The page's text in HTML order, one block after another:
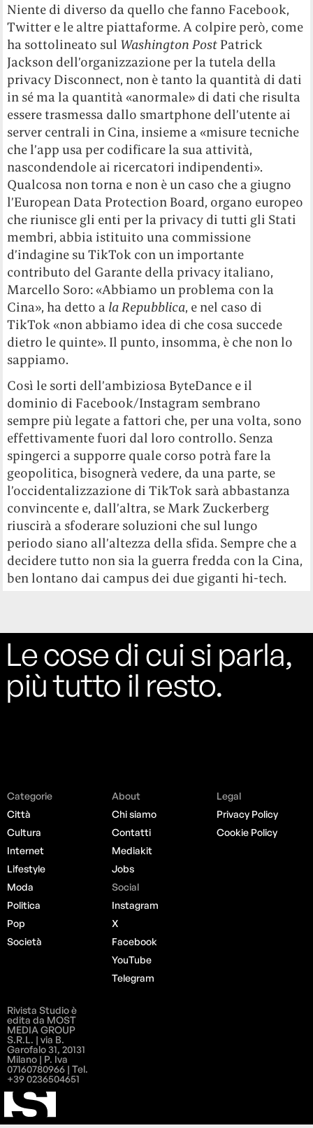
Niente di diverso da quello che fanno Facebook,
Twitter e le altre piattaforme. A colpire però, come
ha sottolineato sul Washington Post Patrick
Jackson dell’organizzazione per la tutela della
privacy Disconnect, non è tanto la quantità di dati
in sé ma la quantità «anormale» di dati che risulta
essere trasmessa dallo smartphone dell’utente ai
server centrali in Cina, insieme a «misure tecniche
che l’app usa per codificare la sua attività,
nascondendole ai ricercatori indipendenti».
Qualcosa non torna e non è un caso che a giugno
l’European Data Protection Board, organo europeo
che riunisce gli enti per la privacy di tutti gli Stati
membri, abbia istituito una commissione
d’indagine su TikTok con un importante
contributo del Garante della privacy italiano,
Marcello Soro: «Abbiamo un problema con la
Cina», ha detto a la Repubblica, e nel caso di
TikTok «non abbiamo idea di che cosa succede
dietro le quinte». Il punto, insomma, è che non lo
sappiamo.
Così le sorti dell’ambiziosa ByteDance e il
dominio di Facebook/Instagram sembrano
sempre più legate a fattori che, per una volta, sono
effettivamente fuori dal loro controllo. Senza
spingerci a supporre quale corso potrà fare la
geopolitica, bisognerà vedere, da una parte, se
l’occidentalizzazione di TikTok sarà abbastanza
convincente e, dall’altra, se Mark Zuckerberg
riuscirà a sfoderare soluzioni che sul lungo
periodo siano all’altezza della sfida. Sempre che a
decidere tutto non sia la guerra fredda con la Cina,
ben lontano dai campus dei due giganti hi-tech.
Le cose di cui si parla,
più tutto il resto.
Categorie
Città
Cultura
Internet
Lifestyle
Moda
Politica
Pop
Società
About
Chi siamo
Contatti
Mediakit
Jobs
Social
Instagram
X
Facebook
YouTube
Telegram
Legal
Privacy Policy
Cookie Policy
Rivista Studio è
edita da MOST
MEDIA GROUP
S.R.L. | via B.
Garofalo 31, 20131
Milano | P. Iva
07160780966 | Tel.
+39 0236504651